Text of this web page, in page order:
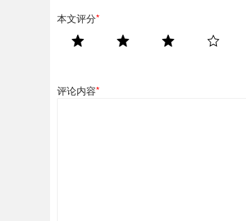
本文评分*
评论内容*